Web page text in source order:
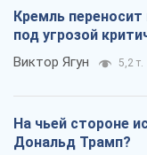
Кремль
под угрозой
Виктор Ягун 5,2 т.
На чьей стороне
Дональд Трамп?